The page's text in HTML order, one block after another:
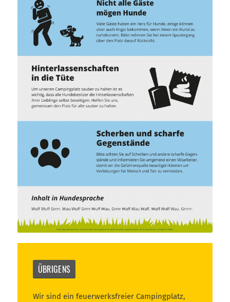
ÜBRIGENS
Wir sind ein feuerwerksfreier Campingplatz,